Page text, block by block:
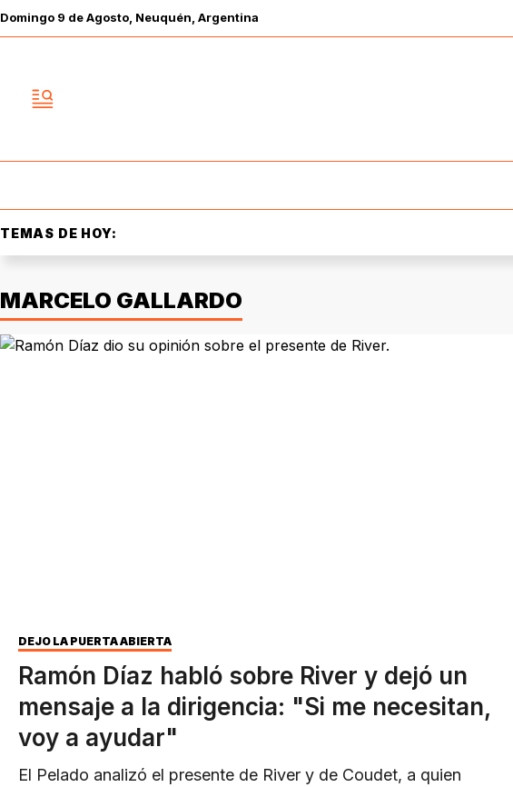
Domingo 9 deAgosto , Neuquén, Argentina
TEMAS DE HOY:
MARCELO GALLARDO
DEJÓ LA PUERTA ABIERTA
Ramón Díaz habló sobre River y dejó un
mensaje a la dirigencia: "Si me necesitan,
voy a ayudar"
El Pelado analizó el presente de River y de Coudet, a quien